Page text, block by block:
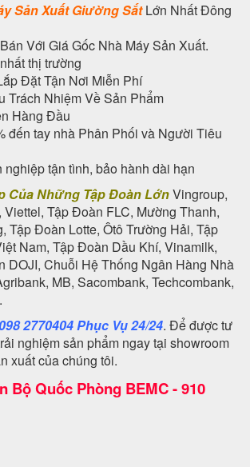
Sản Xuất Giường SắtLớn Nhất Đông
Với Giá Gốc Nhà Máy Sản Xuất.
thị trường
Đặt Tận Nơi Miễn Phí
Trách Nhiệm Về Sản Phẩm
Hàng Đầu
đến tay nhà Phân Phối và Người Tiêu
nghiệp tận tình, bảo hành dài hạn
Của Những Tập Đoàn LớnVingroup,
Viettel, Tập Đoàn FLC, Mường Thanh,
Tập Đoàn Lotte, Ôtô Trường Hải, Tập
Nam, Tập Đoàn Dầu Khí, Vinamilk,
DOJI, Chuỗi Hệ Thống Ngân Hàng Nhà
MB, Sacombank, Techcombank,
2770404 Phục Vụ 24/24. Để được tư
nghiệm sản phẩm ngay tại showroom
xuất của chúng tôi.
Quốc Phòng BEMC - 910